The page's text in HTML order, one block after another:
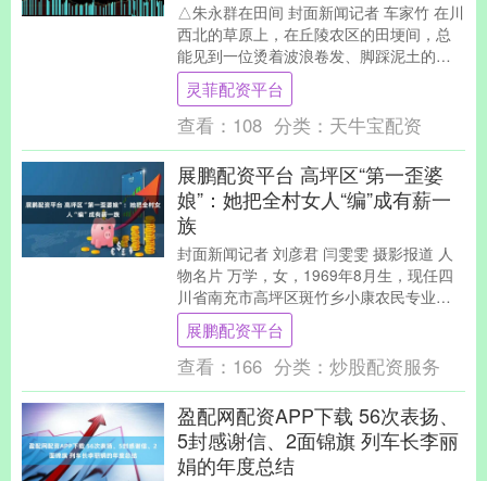
△朱永群在田间 封面新闻记者 车家竹 在川
西北的草原上，在丘陵农区的田埂间，总
能见到一位烫着波浪卷发、脚踩泥土的女
科研人身影。她与草打了二十一年交道，
让不起眼的....
灵菲配资平台
查看： 108 分类： 天牛宝配资
展鹏配资平台 高坪区“第一歪婆
娘”：她把全村女人“编”成有薪一
族
封面新闻记者 刘彦君 闫雯雯 摄影报道 人
物名片 万学，女，1969年8月生，现任四
川省南充市高坪区斑竹乡小康农民专业合
作社理事长、四川省工艺美术大师，中国
妇女....
展鹏配资平台
查看： 166 分类： 炒股配资服务
盈配网配资APP下载 56次表扬、
5封感谢信、2面锦旗 列车长李丽
娟的年度总结